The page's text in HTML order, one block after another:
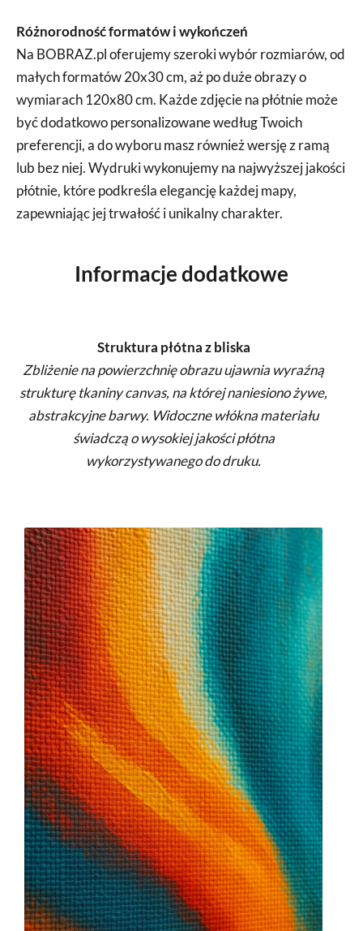
Różnorodność formatów i wykończeń
Na BOBRAZ.pl oferujemy szeroki wybór rozmiarów, od
małych formatów 20x30 cm, aż po duże obrazy o
wymiarach 120x80 cm. Każde zdjęcie na płótnie może
być dodatkowo personalizowane według Twoich
preferencji, a do wyboru masz również wersję z ramą
lub bez niej. Wydruki wykonujemy na najwyższej jakości
płótnie, które podkreśla elegancję każdej mapy,
zapewniając jej trwałość i unikalny charakter.
Informacje dodatkowe
Struktura płótna z bliska
Zbliżenie na powierzchnię obrazu ujawnia wyraźną
strukturę tkaniny canvas, na której naniesiono żywe,
abstrakcyjne barwy. Widoczne włókna materiału
świadczą o wysokiej jakości płótna
wykorzystywanego do druku.